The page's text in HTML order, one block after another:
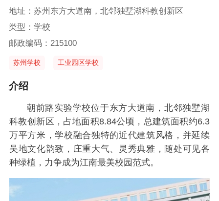
地址：苏州东方大道南，北邻独墅湖科教创新区
类型：学校
邮政编码：215100
苏州学校 工业园区学校
介绍
朝前路实验学校位于东方大道南，北邻独墅湖
科教创新区，占地面积8.84公顷，总建筑面积约6.3
万平方米，学校融合独特的近代建筑风格，并延续
吴地文化韵致，庄重大气、灵秀典雅，随处可见各
种绿植，力争成为江南最美校园范式。